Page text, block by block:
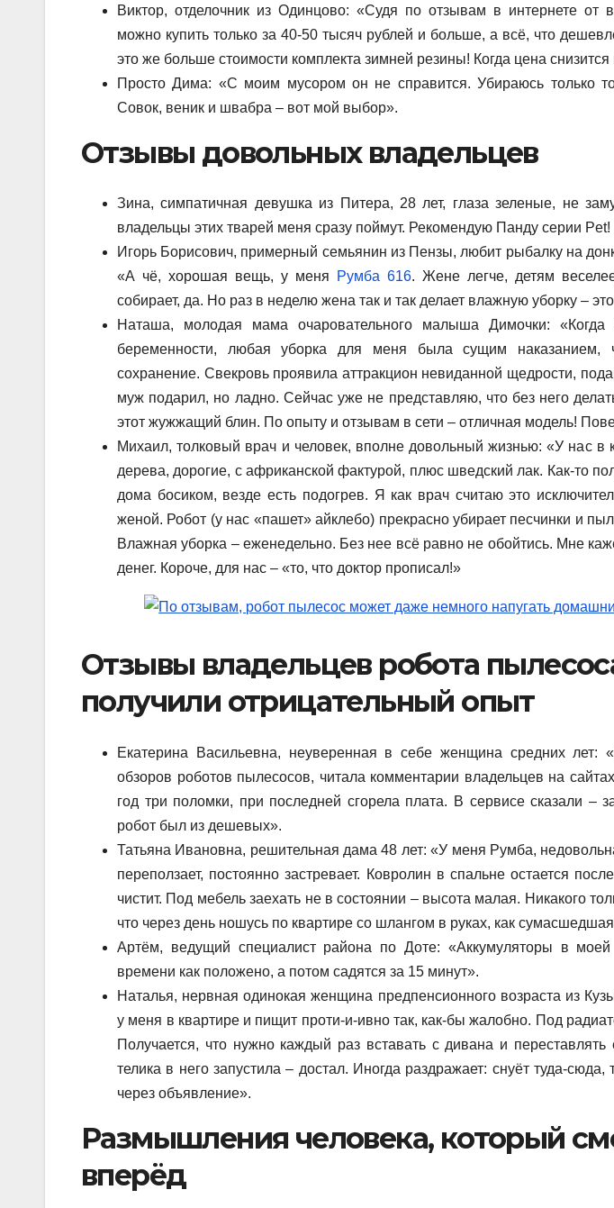
Виктор, отделочник из Одинцово: «Судя по отзывам в интернете от
можно купить только за 40-50 тысяч рублей и больше, а всё, что
это же больше стоимости комплекта зимней резины! Когда цена снизится
Просто Дима: «С моим мусором он не справится. Убираюсь только
Совок, веник и швабра – вот мой выбор».
Отзывы довольных владельцев
Зина, симпатичная девушка из Питера, 28 лет, глаза зеленые, не
владельцы этих тварей меня сразу поймут. Рекомендую Панду серии
Игорь Борисович, примерный семьянин из Пензы, любит рыбалку на
«А чё, хорошая вещь, у меня
Румба 616. Жене легче, детям
собирает, да. Но раз в неделю жена так и так делает влажную уборку –
Наташа, молодая мама очаровательного малыша Димочки:
беременности, любая уборка для меня была сущим наказанием,
сохранение. Свекровь проявила аттракцион невиданной щедрости,
муж подарил, но ладно. Сейчас уже не представляю, что без него
этот жужжащий блин. По опыту и отзывам в сети – отличная модель!
Михаил, толковый врач и человек, вполне довольный жизнью: «У нас в
дерева, дорогие, с африканской фактурой, плюс шведский лак. Как-то
дома босиком, везде есть подогрев. Я как врач считаю это
женой. Робот (у нас «пашет» айклебо) прекрасно убирает песчинки и
Влажная уборка – еженедельно. Без нее всё равно не обойтись. Мне
денег. Короче, для нас – «то, что доктор прописал!»
Отзывы владельцев робота
получили отрицательный опыт
Екатерина Васильевна, неуверенная в себе женщина средних лет:
обзоров роботов пылесосов, читала комментарии владельцев на
год три поломки, при последней сгорела плата. В сервисе сказали –
робот был из дешевых».
Татьяна Ивановна, решительная дама 48 лет: «У меня Румба,
переползает, постоянно застревает. Ковролин в спальне остается
чистит. Под мебель заехать не в состоянии – высота малая. Никакого
что через день ношусь по квартире со шлангом в руках, как
Артём, ведущий специалист района по Доте: «Аккумуляторы в
времени как положено, а потом садятся за 15 минут».
Наталья, нервная одинокая женщина предпенсионного возраста из
у меня в квартире и пищит проти-и-ивно так, как-бы жалобно. Под
Получается, что нужно каждый раз вставать с дивана и
телика в него запустила – достал. Иногда раздражает: снуёт туда-
через объявление».
Размышления человека, который
вперёд